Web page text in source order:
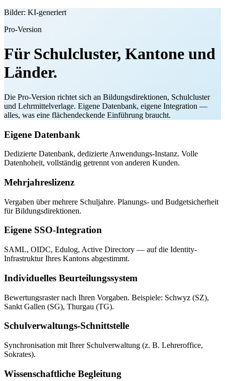
Bilder: KI-generiert
Pro-Version
Für Schulcluster, Kantone und
Länder.
Die Pro-Version richtet sich an Bildungsdirektionen, Schulcluster
und Lehrmittelverlage. Eigene Datenbank, eigene Integration —
alles, was eine flächendeckende Einführung braucht.
Eigene Datenbank
Dedizierte Datenbank, dedizierte Anwendungs-Instanz. Volle
Datenhoheit, vollständig getrennt von anderen Kunden.
Mehrjahreslizenz
Vergaben über mehrere Schuljahre. Planungs- und Budgetsicherheit
für Bildungsdirektionen.
Eigene SSO-Integration
SAML, OIDC, Edulog, Active Directory — auf die Identity-
Infrastruktur Ihres Kantons abgestimmt.
Individuelles Beurteilungssystem
Bewertungsraster nach Ihren Vorgaben. Beispiele: Schwyz (SZ),
Sankt Gallen (SG), Thurgau (TG).
Schulverwaltungs-Schnittstelle
Synchronisation mit Ihrer Schulverwaltung (z. B. Lehreroffice,
Sokrates).
Wissenschaftliche Begleitung